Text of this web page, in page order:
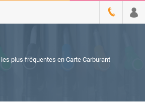
plus fréquentes en Carte Carburant